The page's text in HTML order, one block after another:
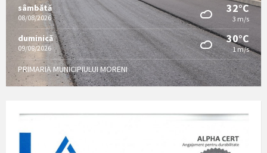
sâmbătă
08/08/2026
32°C
3 m/s
duminică
09/08/2026
30°C
1 m/s
PRIMARIA MUNICIPIULUI MORENI